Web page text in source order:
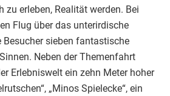
zu erleben, Realität werden. Bei
Flug über das unterirdische
Besucher sieben fantastische
Neben der Themenfahrt
Erlebniswelt ein zehn Meter hoher
„Minos Spielecke“, ein